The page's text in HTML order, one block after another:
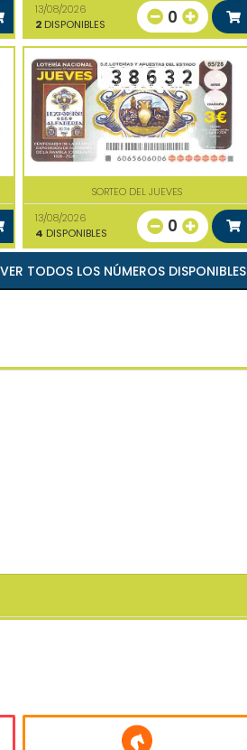
13/08/2026
2DISPONIBLES 0
SORTEO DEL JUEVES
13/08/2026
4 DISPONIBLES 0
VER TODOS LOS NÚMEROS DISPONIBLES